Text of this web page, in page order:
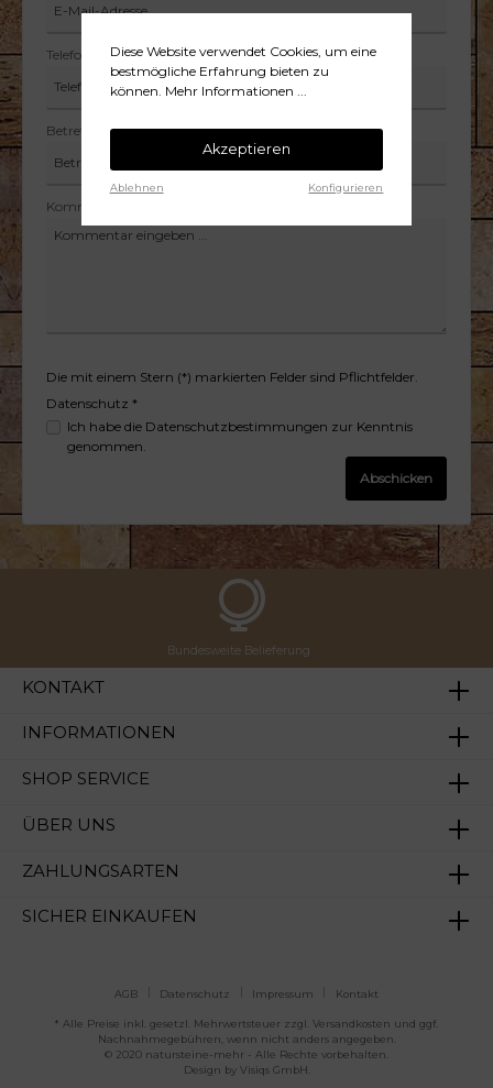
Telefon*
Betreff*
Kommentar *
Die mit einem Stern (*) markierten Felder sind Pflichtfelder.
Datenschutz *
Ich habe die Datenschutzbestimmungen zur Kenntnis
genommen.
Abschicken
Bundesweite Belieferung
KONTAKT
INFORMATIONEN
SHOP SERVICE
ÜBER UNS
ZAHLUNGSARTEN
SICHER EINKAUFEN
AGB Datenschutz Impressum Kontakt
* Alle Preise inkl. gesetzl. Mehrwertsteuer zzgl. Versandkosten und ggf.
Nachnahmegebühren, wenn nicht anders angegeben.
© 2020 natursteine-mehr - Alle Rechte vorbehalten.
Design by Visiqs GmbH
Diese Website verwendet Cookies, um eine
bestmögliche Erfahrung bieten zu
können. Mehr Informationen ...
Akzeptieren
Ablehnen Konfigurieren